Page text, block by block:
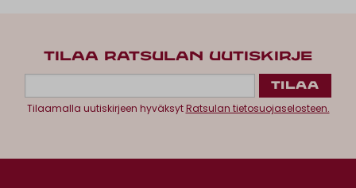
TILAA RATSULAN UUTISKIRJE
Tilaamalla uutiskirjeen hyväksytRatsulan tietosuojaselosteen.